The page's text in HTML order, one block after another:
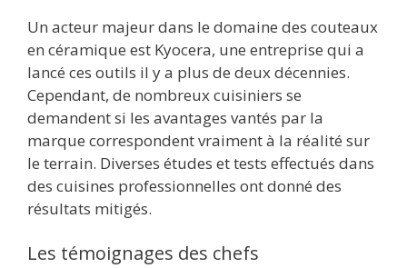
Un acteur majeur dans le domaine des couteaux
en céramique est Kyocera, une entreprise qui a
lancé ces outils il y a plus de deux décennies.
Cependant, de nombreux cuisiniers se
demandent si les avantages vantés par la
marque correspondent vraiment à la réalité sur
le terrain. Diverses études et tests effectués dans
des cuisines professionnelles ont donné des
résultats mitigés.
Les témoignages des chefs